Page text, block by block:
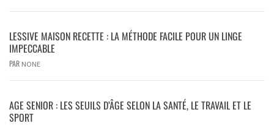
LESSIVE MAISON RECETTE : LA MÉTHODE FACILE POUR UN LINGE
IMPECCABLE
PAR NONE
AGE SENIOR : LES SEUILS D’ÂGE SELON LA SANTÉ, LE TRAVAIL ET LE
SPORT